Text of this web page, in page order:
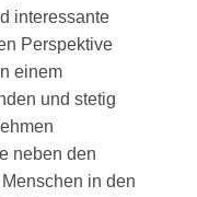
interessante
Perspektive
einem
und stetig
neben den
in den